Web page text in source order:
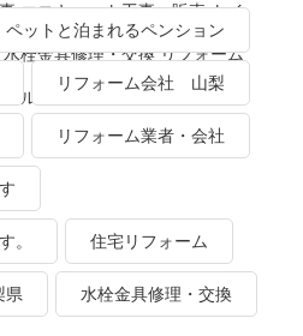
エコキュート工事・販売 トイ
栓金具修理・交換 リフォーム
ルクラブ
ペットと泊まれるペンション
リフォーム会社 山梨
リフォーム業者・会社
。 住宅リフォーム
県 水栓金具修理・交換